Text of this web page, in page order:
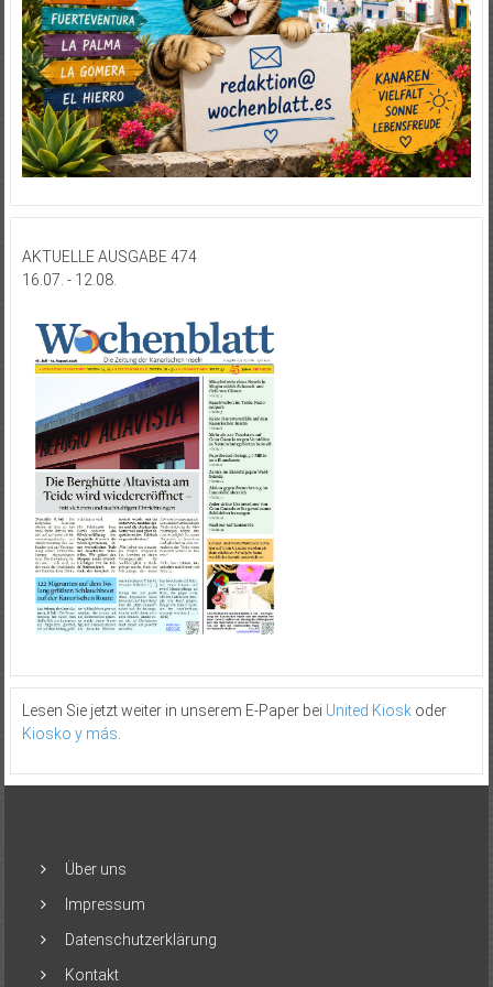
AKTUELLE AUSGABE 474
16.07. - 12.08.
Lesen Sie jetzt weiter in unserem E-Paper bei United Kioskoder
Kiosko y más
Über uns
Impressum
Datenschutzerklärung
Kontakt